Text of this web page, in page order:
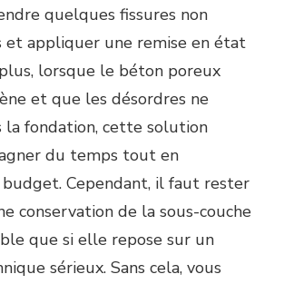
quelques fissures non
appliquer une remise en état
lorsque le béton poreux
et que les désordres ne
la fondation, cette solution
du temps tout en
Cependant, il faut rester
conservation de la sous-couche
que si elle repose sur un
sérieux. Sans cela, vous